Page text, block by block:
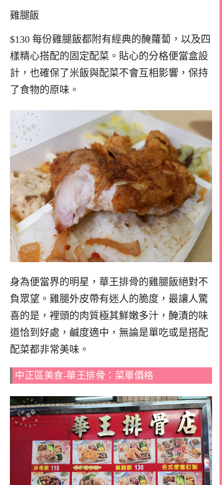
雞腿飯
$130 每份雞腿飯都附有經典的醃蘿蔔，以及四
樣精心搭配的固定配菜。貼心的分格便當盒設
計，也確保了米飯與配菜不會互相影響，保持
了食物的原味。
身為便當界的明星，華王排骨的雞腿飯絕對不
負眾望。雞腿外皮帶有迷人的脆度，最讓人驚
喜的是，裡頭的肉質極其鮮嫩多汁，醃漬的味
道恰到好處，鹹度適中，無論是單吃或是搭配
配菜都非常美味。
中正區美食-華王排骨：菜單價格